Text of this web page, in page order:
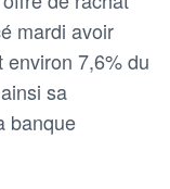
mardi avoir
environ 7,6% du
sa
banque